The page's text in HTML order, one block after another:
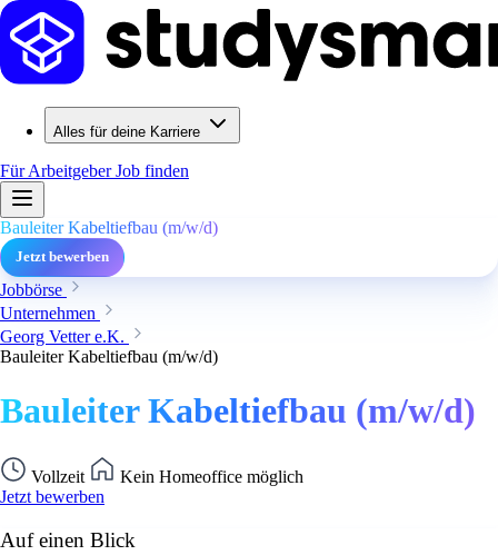
Alles für deine Karriere
Für ArbeitgeberJob finden
Bauleiter Kabeltiefbau (m/w/d)
Jetzt bewerben
Jobbörse
Unternehmen
Georg Vetter e.K.
Bauleiter Kabeltiefbau (m/w/d)
Bauleiter Kabeltiefbau (m/w/d)
Vollzeit
Kein Homeoffice möglich
Jetzt bewerben
Auf einen Blick